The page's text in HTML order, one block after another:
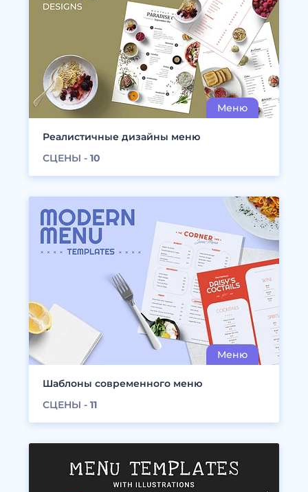
Реалистичные дизайны меню
СЦЕНЫ - 10
Шаблоны современного меню
СЦЕНЫ - 11